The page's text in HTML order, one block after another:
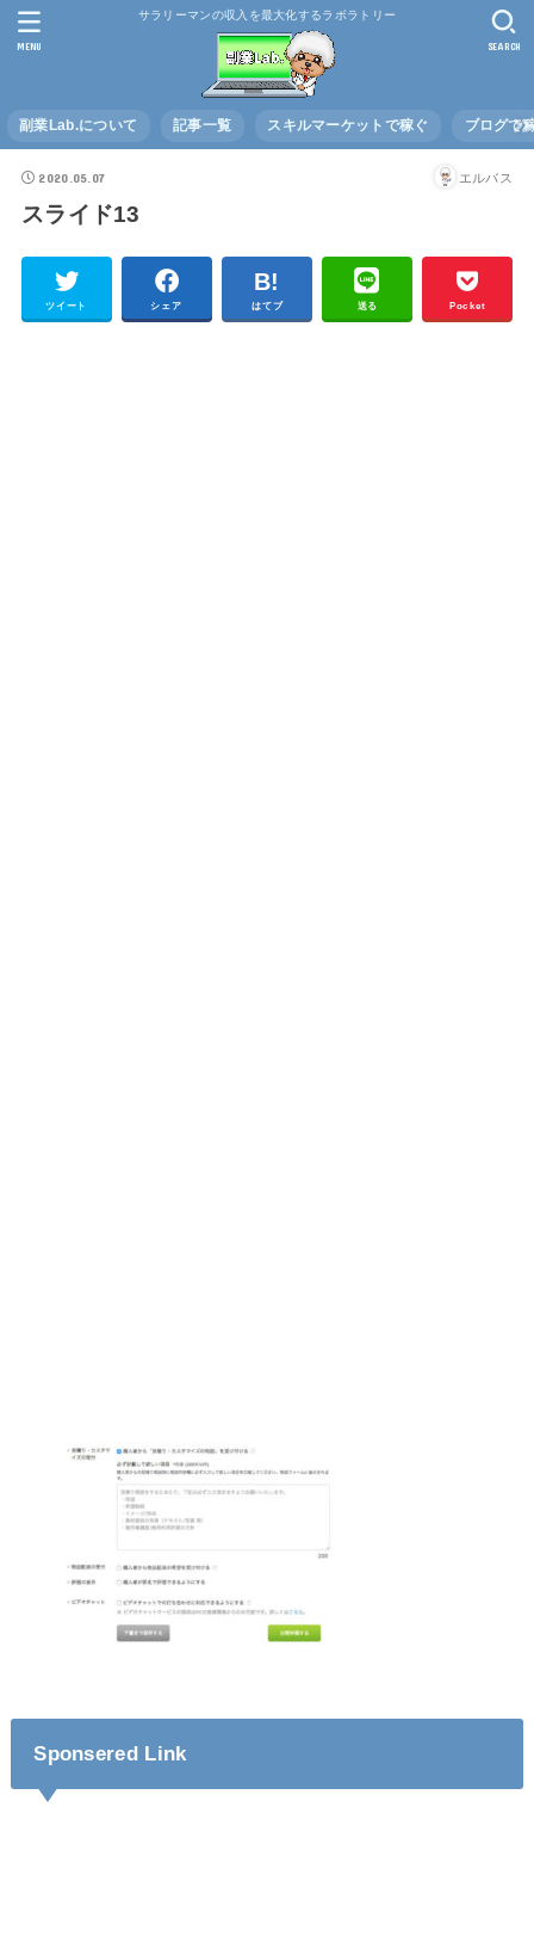
サラリーマンの収入を最大化するラボラトリー
副業Lab.について 記事一覧 スキルマーケットで稼ぐ ブログで
SEARCH
MENU
2020.05.07 エルバス
スライド13
ツイート シェア はてブ 送る Pocket
Sponsered Link